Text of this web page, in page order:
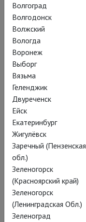
Лулу
Волгоград
Волгодонск
Волжский
Вологда
Воронеж
Выборг
Вязьма
Геленджик
Двуреченск
Ейск
Екатеринбург
Жигулёвск
Заречный (Пензенская
обл.)
Зеленогорск
(Красноярский край)
Зеленогорск
(Ленинградская Обл.)
Зеленоград